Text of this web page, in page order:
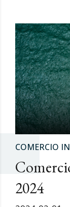
COMERCIO
2024